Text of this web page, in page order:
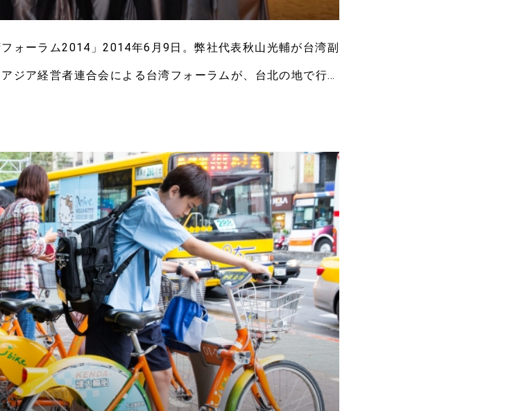
ォーラム2014」2014年6月9日。弊社代表秋山光輔が台湾副
ジア経営者連合会による台湾フォーラムが、台北の地で行